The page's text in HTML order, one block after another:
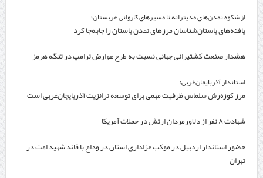
از شکوه تمدن‌های مدیترانه تا مسیرهای کاروانی عربستان؛
یافته‌های باستان‌شناسان مرزهای تمدن باستان را جابه‌جا کرد
هشدار صنعت کشتیرانی جهانی نسبت به طرح عوارض ترامپ در تنگه هرمز
استاندار آذربایجان‌غربی:
مرز کوزه‌رش سلماس ظرفیت مهمی برای توسعه ترانزیت آذربایجان‌غربی است
شهادت ۸ نفر از دلاورمردان ارتش در حملات آمریکا
حضور استاندار اردبیل در موکب عزاداری استان در وداع با قائد شهید امت در
تهران